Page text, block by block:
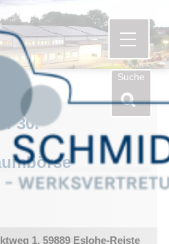
Menü
Suche
30.
1, 59889 Eslohe-Reiste